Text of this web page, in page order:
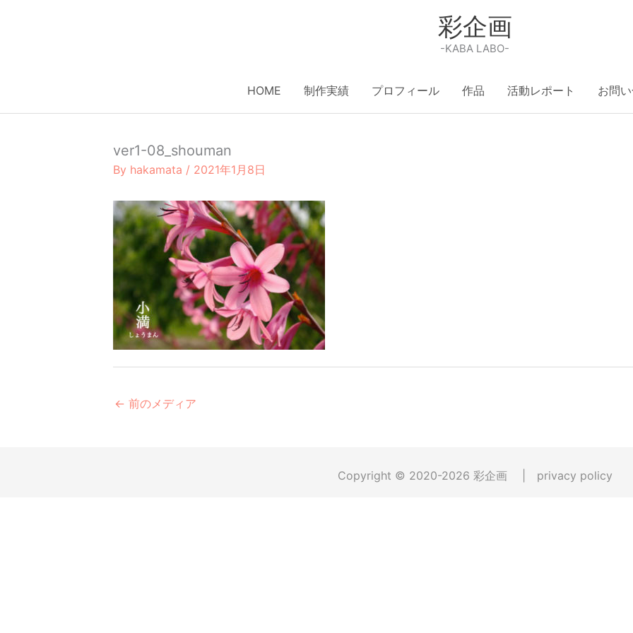
彩企画
-KABA LABO-
HOME 制作実績 プロフィール 作品 活動レポート お問
ver1-08_shouman
By hakamata / 2021年1月8日
← 前のメディア
Copyright © 2020-2026 彩企画| privacy policy